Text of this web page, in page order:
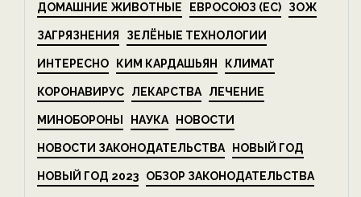
ДОМАШНИЕ ЖИВОТНЫЕ ЕВРОСОЮЗ (ЕС) ЗОЖ
ЗАГРЯЗНЕНИЯ ЗЕЛЁНЫЕ ТЕХНОЛОГИИ
ИНТЕРЕСНО КИМ КАРДАШЬЯН КЛИМАТ
КОРОНАВИРУС ЛЕКАРСТВА ЛЕЧЕНИЕ
МИНОБОРОНЫ НАУКА НОВОСТИ
НОВОСТИ ЗАКОНОДАТЕЛЬСТВА НОВЫЙ ГОД
НОВЫЙ ГОД 2023 ОБЗОР ЗАКОНОДАТЕЛЬСТВА